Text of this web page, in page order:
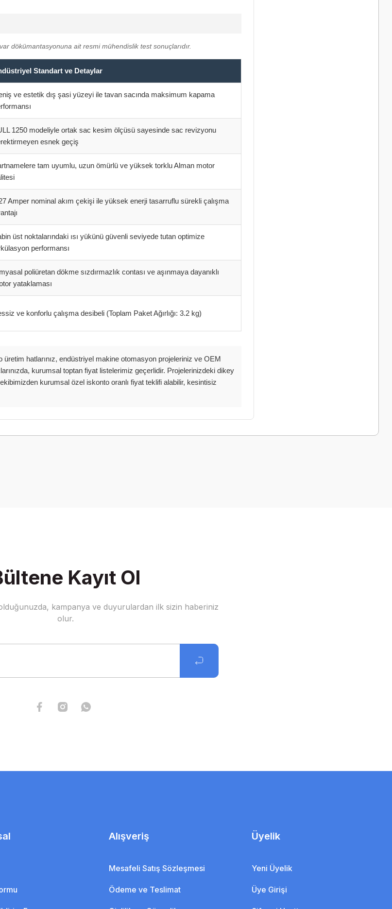
dökümantasyonuna ait resmi mühendislik test sonuçlarıdır.
Standart ve Detaylar
ve estetik dış şasi yüzeyi ile tavan sacında maksimum kapama
1250 modeliyle ortak sac kesim ölçüsü sayesinde sac revizyonu
esnek geçiş
tam uyumlu, uzun ömürlü ve yüksek torklu Alman motor
Amper nominal akım çekişi ile yüksek enerji tasarruflu sürekli çalışma
üst noktalarındaki ısı yükünü güvenli seviyede tutan optimize
performansı
poliüretan dökme sızdırmazlık contası ve aşınmaya dayanıklı
yataklaması
ve konforlu çalışma desibeli (Toplam Paket Ağırlığı: 3.2 kg)
üretim hatlarınız, endüstriyel makine otomasyon projeleriniz ve OEM
kurumsal toptan fiyat listelerimiz geçerlidir. Projelerinizdeki dikey
kurumsal özel iskonto oranlı fiyat teklifi alabilir, kesintisiz
Gönder
Kayıt Ol
kampanya ve duyurulardan ilk sizin haberiniz
olur.
Alışveriş
Mesafeli Satış Sözleşmesi
Ödeme ve Teslimat
Üyelik
Yeni Üyelik
Üye Girişi